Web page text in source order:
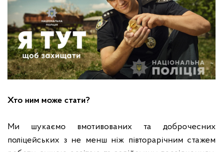
Хто ним може стати?
Ми шукаємо вмотивованих та доброчесних
поліцейських з не менш ніж півторарічним стажем